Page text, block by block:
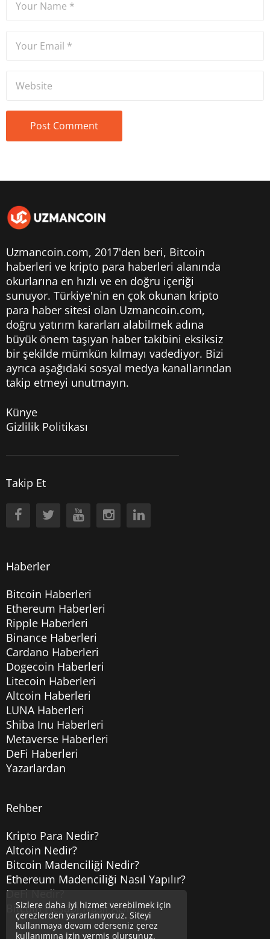
Uzmancoin.com, 2017'den beri, Bitcoin
haberleri ve kripto para haberleri alanında
okurlarına en hızlı ve en doğru içeriği
sunuyor. Türkiye'nin en çok okunan kripto
para haber sitesi olan Uzmancoin.com,
doğru yatırım kararları alabilmek adına
büyük önem taşıyan haber takibini eksiksiz
bir şekilde mümkün kılmayı vadediyor. Bizi
ayrıca aşağıdaki sosyal medya kanallarından
takip etmeyi unutmayın.
Künye
Gizlilik Politikası
Takip Et
Haberler
Bitcoin Haberleri
Ethereum Haberleri
Ripple Haberleri
Binance Haberleri
Cardano Haberleri
Dogecoin Haberleri
Litecoin Haberleri
Altcoin Haberleri
LUNA Haberleri
Shiba Inu Haberleri
Metaverse Haberleri
DeFi Haberleri
Yazarlardan
Rehber
Kripto Para Nedir?
Altcoin Nedir?
Bitcoin Madenciliği Nedir?
Ethereum Madenciliği Nasıl Yapılır?
DeFi Nedir?
Bitcoin Hesabı Nasıl Açılır?
Sizlere daha iyi hizmet verebilmek için
çerezlerden yararlanıyoruz. Siteyi
kullanmaya devam ederseniz çerez
kullanımına izin vermiş olursunuz.